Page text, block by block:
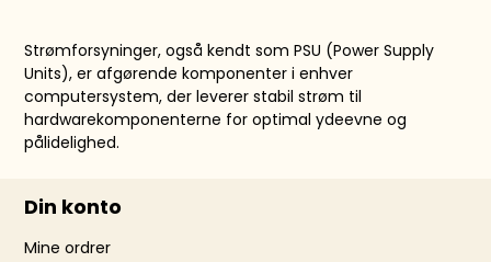
Strømforsyninger, også kendt som PSU (Power Supply
Units), er afgørende komponenter i enhver
computersystem, der leverer stabil strøm til
hardwarekomponenterne for optimal ydeevne og
pålidelighed.
Din konto
Mine ordrer